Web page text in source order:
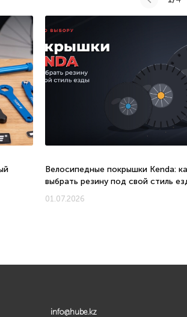
Велосипедные покрышки Kenda:
выбрать резину под свой стиль
01.07.2026
info@hube.kz